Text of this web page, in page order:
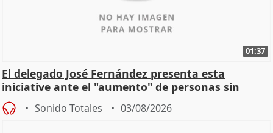
01:37
El delegado José Fernández presenta esta
iniciative ante el "aumento" de personas sin
hogar en Madri
Sonido Totales 03/08/2026